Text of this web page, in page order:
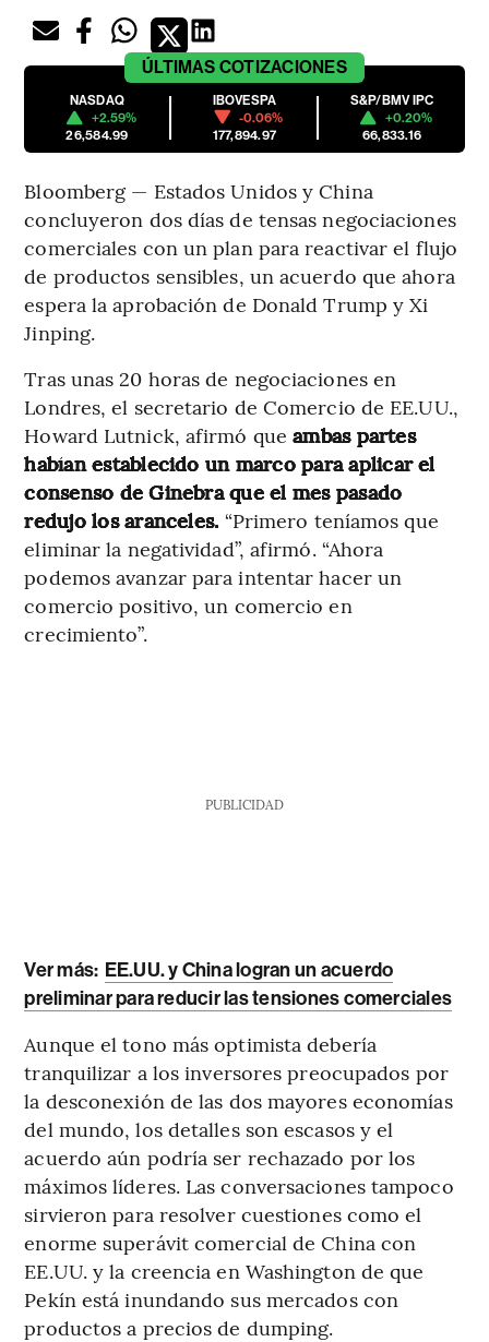
ÚLTIMAS COTIZACIONES
NASDAQ
+2.59%
26,584.99
IBOVESPA
-0.06%
177,894.97
S&P/BMV IPC
+0.20%
66,833.16
Bloomberg — Estados Unidos y China
concluyeron dos días de tensas negociaciones
comerciales con un plan para reactivar el flujo
de productos sensibles, un acuerdo que ahora
espera la aprobación de Donald Trump y Xi
Jinping.
Tras unas 20 horas de negociaciones en
Londres, el secretario de Comercio de EE.UU.,
Howard Lutnick, afirmó queambas partes
habían establecido un marco para aplicar el
consenso de Ginebra que el mes pasado
redujo los aranceles. “Primero teníamos que
eliminar la negatividad”, afirmó. “Ahora
podemos avanzar para intentar hacer un
comercio positivo, un comercio en
crecimiento”.
PUBLICIDAD
Ver más: EE.UU. y China logran un acuerdo
preliminar para reducir las tensiones comerciales
Aunque el tono más optimista debería
tranquilizar a los inversores preocupados por
la desconexión de las dos mayores economías
del mundo, los detalles son escasos y el
acuerdo aún podría ser rechazado por los
máximos líderes. Las conversaciones tampoco
sirvieron para resolver cuestiones como el
enorme superávit comercial de China con
EE.UU. y la creencia en Washington de que
Pekín está inundando sus mercados con
productos a precios de dumping.